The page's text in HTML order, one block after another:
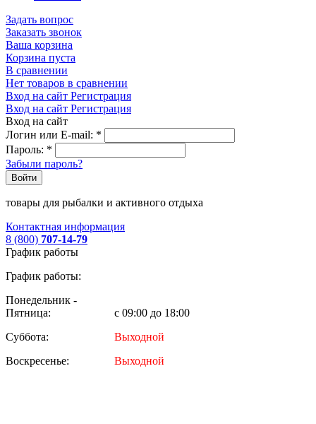
Задать вопрос
Заказать звонок
Ваша корзина
Корзина пуста
В сравнении
Нет товаров в сравнении
Вход на сайт Регистрация
Вход на сайт Регистрация
Вход на сайт
Логин или E-mail: *
Пароль: *
Забыли пароль?
Войти
товары для рыбалки и активного отдыха
Контактная информация
8 (800) 707-14-79
График работы
График работы:
Понедельник -
Пятница:
с 09:00 до 18:00
Суббота:
Выходной
Воскресенье:
Выходной